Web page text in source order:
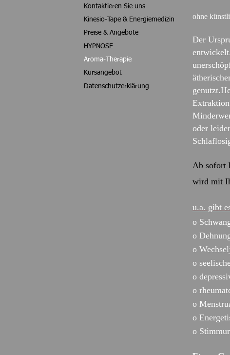
Kontaktieren Sie uns
Kinesio-Tape & Energiemedizin
Preise & Angebote
HYPNOSE
Aroma-Therapie
Kursangebot
Datenschutzerklärung
ohne
Der
oder
Ab sofort
wird mit
u.a. gibt
o
o
o
o
o
o
o
o
o